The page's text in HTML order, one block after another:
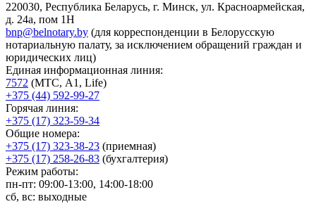
220030, Республика Беларусь, г. Минск, ул. Красноармейская,
д. 24а, пом 1Н
bnp@belnotary.by (для корреспонденции в Белорусскую
нотариальную палату, за исключением обращений граждан и
юридических лиц)
Единая информационная линия:
7572 (МТС, A1, Life)
+375 (44) 592-99-27
Горячая линия:
+375 (17) 323-59-34
Общие номера:
+375 (17) 323-38-23 (приемная)
+375 (17) 258-26-83 (бухгалтерия)
Режим работы:
пн-пт: 09:00-13:00, 14:00-18:00
сб, вс: выходные